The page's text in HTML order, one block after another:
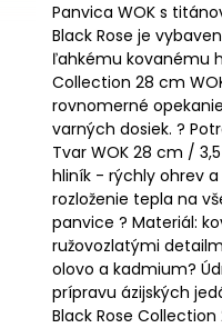
Panvica WOK s
Black Rose je
ľahkému kovanému
Collection 28 cm
rovnomerné
varných dosiek. ?
Tvar WOK 28 cm /
hliník - rýchly ohrev
rozloženie tepla na
panvice ? Materiál:
ružovozlatými
olovo a kadmium?
prípravu ázijských
Black Rose